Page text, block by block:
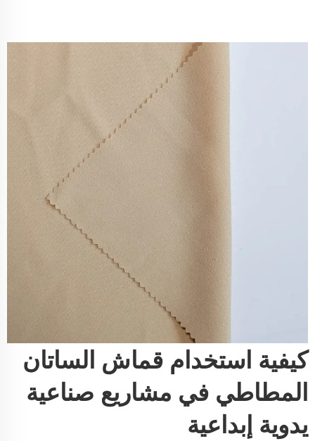
كيفية استخدام قماش الساتان
المطاطي في مشاريع صناعية
يدوية إبداعية